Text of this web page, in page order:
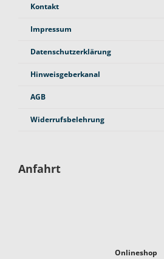
Kontakt
Impressum
Datenschutzerklärung
Hinweisgeberkanal
AGB
Widerrufsbelehrung
Anfahrt
Onlineshop